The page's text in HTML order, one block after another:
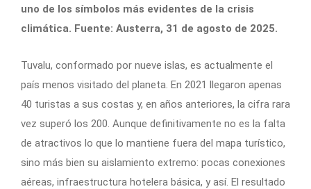
uno de los símbolos más evidentes de la crisis
climática. Fuente: Austerra, 31 de agosto de 2025.
Tuvalu, conformado por nueve islas, es actualmente el
país menos visitado del planeta. En 2021 llegaron apenas
40 turistas a sus costas y, en años anteriores, la cifra rara
vez superó los 200. Aunque definitivamente no es la falta
de atractivos lo que lo mantiene fuera del mapa turístico,
sino más bien su aislamiento extremo: pocas conexiones
aéreas, infraestructura hotelera básica, y así. El resultado